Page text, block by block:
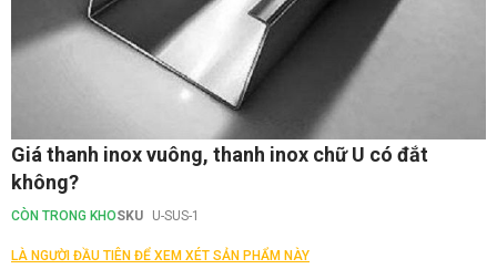
Chuyển
đến
phần
đầu
của
viện
Giá thanh inox vuông, thanh inox chữ U có đắt
không?
CÒN TRONG KHOSKU U-SUS-1
LÀ NGƯỜI ĐẦU TIÊN ĐỂ XEM XÉT SẢN PHẨM NÀY